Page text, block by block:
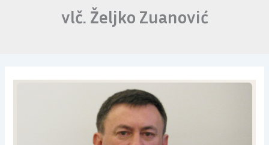
vlč. Željko Zuanović